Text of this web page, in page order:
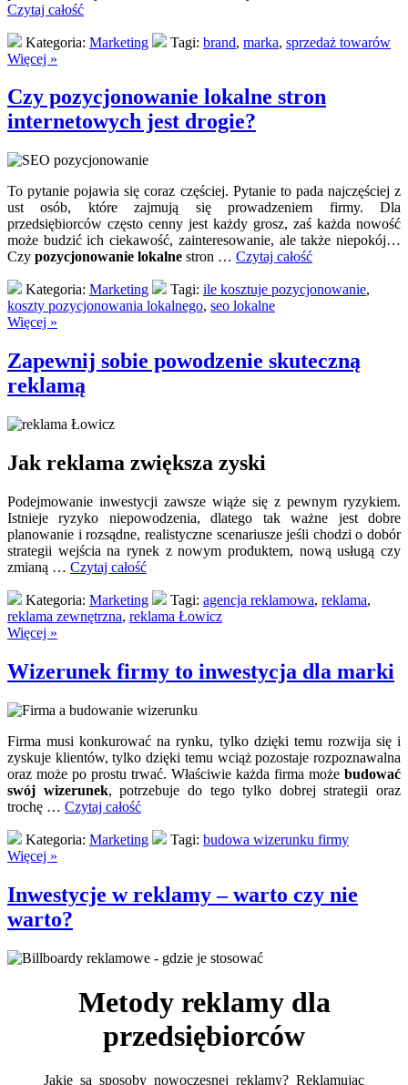
Czytaj całość
Kategoria: Marketing Tagi: brand, marka, sprzedaż towarów
Więcej »
Czy pozycjonowanie lokalne stron
internetowych jest drogie?
To pytanie pojawia się coraz częściej. Pytanie to pada najczęściej z
ust osób, które zajmują się prowadzeniem firmy. Dla
przedsiębiorców często cenny jest każdy grosz, zaś każda nowość
może budzić ich ciekawość, zainteresowanie, ale także niepokój…
Czy pozycjonowanie lokalne stron … Czytaj całość
Kategoria: Marketing Tagi: ile kosztuje pozycjonowanie,
koszty pozycjonowania lokalnego, seo lokalne
Więcej »
Zapewnij sobie powodzenie skuteczną
reklamą
Jak reklama zwiększa zyski
Podejmowanie inwestycji zawsze wiąże się z pewnym ryzykiem.
Istnieje ryzyko niepowodzenia, dlatego tak ważne jest dobre
planowanie i rozsądne, realistyczne scenariusze jeśli chodzi o dobór
strategii wejścia na rynek z nowym produktem, nową usługą czy
zmianą … Czytaj całość
Kategoria: Marketing Tagi: agencja reklamowa, reklama,
reklama zewnętrzna, reklama Łowicz
Więcej »
Wizerunek firmy to inwestycja dla marki
Firma musi konkurować na rynku, tylko dzięki temu rozwija się i
zyskuje klientów, tylko dzięki temu wciąż pozostaje rozpoznawalna
oraz może po prostu trwać. Właściwie każda firma może budować
swój wizerunek, potrzebuje do tego tylko dobrej strategii oraz
trochę … Czytaj całość
Kategoria: Marketing Tagi: budowa wizerunku firmy
Więcej »
Inwestycje w reklamy – warto czy nie
warto?
Metody reklamy dla
przedsiębiorców
Jakie są sposoby nowoczesnej reklamy? Reklamując